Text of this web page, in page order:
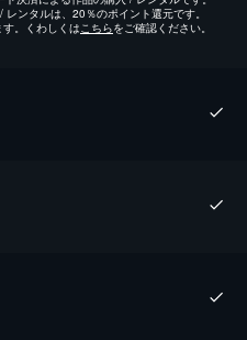
ンタルは、20％のポイント還元です。
。くわしくはこちらをご確認ください。